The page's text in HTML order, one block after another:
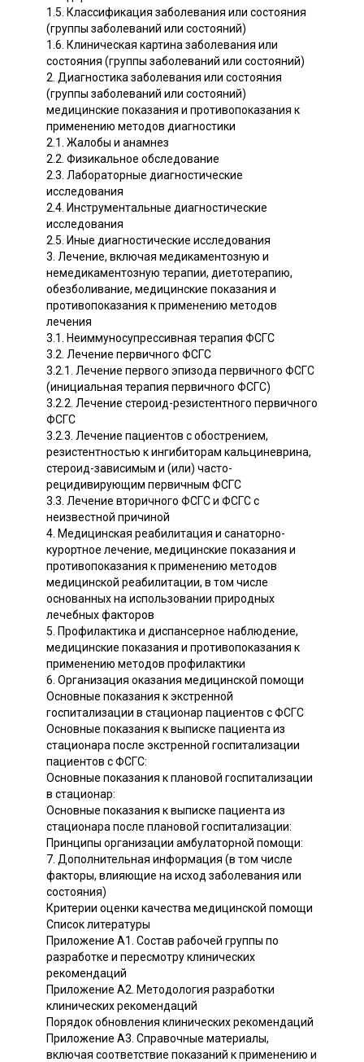
1.5. Классификация заболевания или состояния
(группы заболеваний или состояний)
1.6. Клиническая картина заболевания или
состояния (группы заболеваний или состояний)
2. Диагностика заболевания или состояния
(группы заболеваний или состояний)
медицинские показания и противопоказания к
применению методов диагностики
2.1. Жалобы и анамнез
2.2. Физикальное обследование
2.3. Лабораторные диагностические
исследования
2.4. Инструментальные диагностические
исследования
2.5. Иные диагностические исследования
3. Лечение, включая медикаментозную и
немедикаментозную терапии, диетотерапию,
обезболивание, медицинские показания и
противопоказания к применению методов
лечения
3.1. Неиммуносупрессивная терапия ФСГС
3.2. Лечение первичного ФСГС
3.2.1. Лечение первого эпизода первичного ФСГС
(инициальная терапия первичного ФСГС)
3.2.2. Лечение стероид-резистентного первичного
ФСГС
3.2.3. Лечение пациентов с обострением,
резистентностью к ингибиторам кальциневрина,
стероид-зависимым и (или) часто-
рецидивирующим первичным ФСГС
3.3. Лечение вторичного ФСГС и ФСГС с
неизвестной причиной
4. Медицинская реабилитация и санаторно-
курортное лечение, медицинские показания и
противопоказания к применению методов
медицинской реабилитации, в том числе
основанных на использовании природных
лечебных факторов
5. Профилактика и диспансерное наблюдение,
медицинские показания и противопоказания к
применению методов профилактики
6. Организация оказания медицинской помощи
Основные показания к экстренной
госпитализации в стационар пациентов с ФСГС
Основные показания к выписке пациента из
стационара после экстренной госпитализации
пациентов с ФСГС:
Основные показания к плановой госпитализации
в стационар:
Основные показания к выписке пациента из
стационара после плановой госпитализации:
Принципы организации амбулаторной помощи:
7. Дополнительная информация (в том числе
факторы, влияющие на исход заболевания или
состояния)
Критерии оценки качества медицинской помощи
Список литературы
Приложение А1. Состав рабочей группы по
разработке и пересмотру клинических
рекомендаций
Приложение А2. Методология разработки
клинических рекомендаций
Порядок обновления клинических рекомендаций
Приложение А3. Справочные материалы,
включая соответствие показаний к применению и